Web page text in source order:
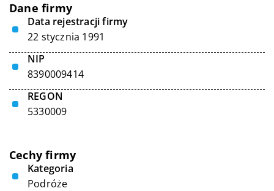
Dane firmy
Data rejestracji firmy
22 stycznia 1991
NIP
8390009414
REGON
5330009
Cechy firmy
Kategoria
Podróże